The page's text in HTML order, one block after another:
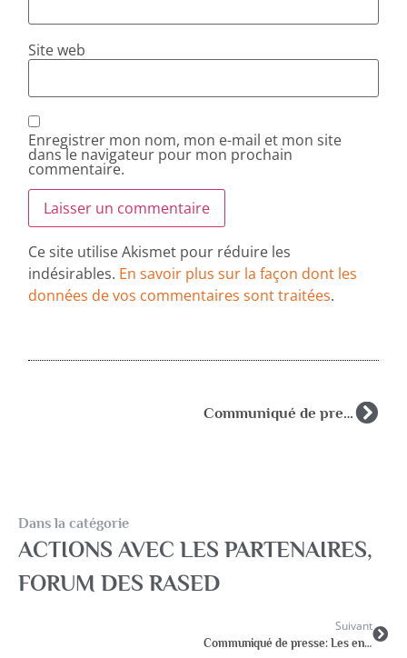
Site web
Enregistrer mon nom, mon e-mail et mon site
dans le navigateur pour mon prochain
commentaire.
Ce site utilise Akismet pour réduire les
indésirables. En savoir plus sur la façon dont les
données de vos commentaires sont traitées.
Communiqué de presse: Les enseignants spécialisés des RASED ne sont pas des remplaçants
Dans la catégorie
ACTIONS AVEC LES PARTENAIRES,
FORUM DES RASED
Suivant
Communiqué de presse: Les enseignants spécialisés des RASED ne sont pas des remplaçants